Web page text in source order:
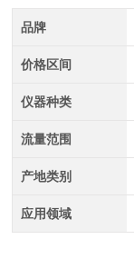
品牌
价格区间
仪器种类
流量范围
产地类别
应用领域